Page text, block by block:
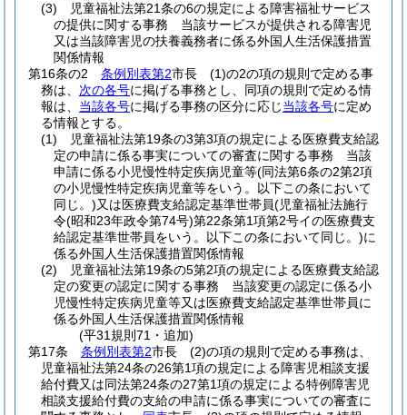
(3)
児童福祉法第21条の6の規定による障害福祉サービス
の提供に関する事務 当該サービスが提供される障害児
又は当該障害児の扶養義務者に係る外国人生活保護措置
関係情報
第16条の2
条例別表第2市長 (1)の2の項の規則で定める事
務は、 次の各号に掲げる事務とし、同項の規則で定める情
報は、 当該各号に掲げる事務の区分に応じ当該各号に定め
る情報とする。
(1)
児童福祉法第19条の3第3項の規定による医療費支給認
定の申請に係る事実についての審査に関する事務 当該
申請に係る小児慢性特定疾病児童等(同法第6条の2第2項
の小児慢性特定疾病児童等をいう。以下この条において
同じ。)又は医療費支給認定基準世帯員(児童福祉法施行
令(昭和23年政令第74号)第22条第1項第2号イの医療費支
給認定基準世帯員をいう。以下この条において同じ。)に
係る外国人生活保護措置関係情報
(2)
児童福祉法第19条の5第2項の規定による医療費支給認
定の変更の認定に関する事務 当該変更の認定に係る小
児慢性特定疾病児童等又は医療費支給認定基準世帯員に
係る外国人生活保護措置関係情報
(平31規則71・追加)
第17条
条例別表第2市長 (2)の項の規則で定める事務は、
児童福祉法第24条の26第1項の規定による障害児相談支援
給付費又は同法第24条の27第1項の規定による特例障害児
相談支援給付費の支給の申請に係る事実についての審査に